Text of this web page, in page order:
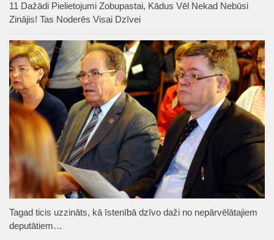
11 Dažādi Pielietojumi Zobupastai, Kādus Vēl Nekad Nebūsi
Zinājis! Tas Noderēs Visai Dzīvei
Tagad ticis uzzināts, kā īstenībā dzīvo daži no nepārvēlātajiem
deputātiem…